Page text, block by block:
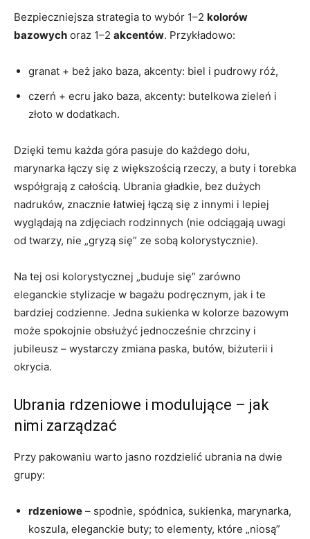
Bezpieczniejsza strategia to wybór 1–2 kolorów
bazowych oraz 1–2 akcentów. Przykładowo:
granat + beż jako baza, akcenty: biel i pudrowy róż,
czerń + ecru jako baza, akcenty: butelkowa zieleń i
złoto w dodatkach.
Dzięki temu każda góra pasuje do każdego dołu,
marynarka łączy się z większością rzeczy, a buty i torebka
współgrają z całością. Ubrania gładkie, bez dużych
nadruków, znacznie łatwiej łączą się z innymi i lepiej
wyglądają na zdjęciach rodzinnych (nie odciągają uwagi
od twarzy, nie „gryzą się” ze sobą kolorystycznie).
Na tej osi kolorystycznej „buduje się” zarówno
eleganckie stylizacje w bagażu podręcznym, jak i te
bardziej codzienne. Jedna sukienka w kolorze bazowym
może spokojnie obsłużyć jednocześnie chrzciny i
jubileusz – wystarczy zmiana paska, butów, biżuterii i
okrycia.
Ubrania rdzeniowe i modulujące – jak
nimi zarządzać
Przy pakowaniu warto jasno rozdzielić ubrania na dwie
grupy:
rdzeniowe – spodnie, spódnica, sukienka, marynarka,
koszula, eleganckie buty; to elementy, które „niosą”